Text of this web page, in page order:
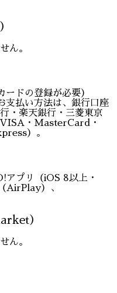
ん。
ドの登録が必要）
支払い方法は、銀行口座
・楽天銀行・三菱東京
VISA・MasterCard・
）。
プリ（iOS 8以上・
AirPlay）、
）
ん。